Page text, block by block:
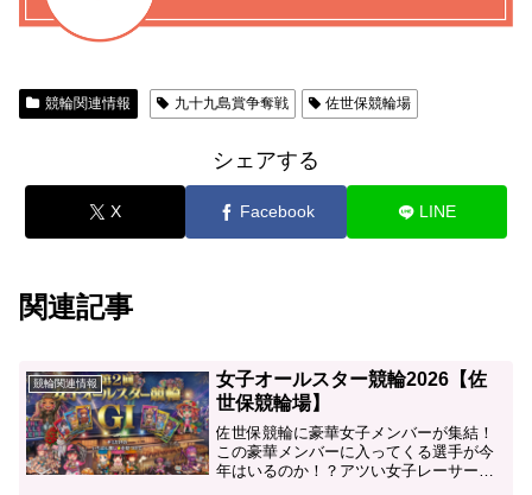
競輪関連情報 九十九島賞争奪戦 佐世保競輪場
シェアする
X Facebook LINE
関連記事
競輪関連情報
女子オールスター競輪2026【佐
世保競輪場】
佐世保競輪に豪華女子メンバーが集結！
この豪華メンバーに入ってくる選手が今
年はいるのか！？アツい女子レーサーの